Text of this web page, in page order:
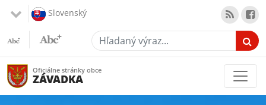
Slovenský
Hľadaný výraz...
Oficiálne stránky obce
ZÁVADKA